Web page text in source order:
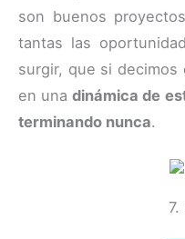
son buenos
tantas las
surgir, que si
en unadinámica de
terminando nunca.
7.